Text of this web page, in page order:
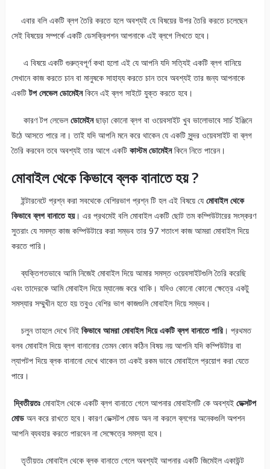
এবার বলি একটি ব্লগ তৈরি করতে হলে অবশ্যই যে বিষয়ের উপর তৈরি করতে চলেছেন
সেই বিষয়ের সম্পর্কে একটি ডেসক্রিপশন আপনাকে এই ব্লগে লিখতে হবে।
এ বিষয়ে একটি গুরুত্বপূর্ণ কথা হলো এই যে আপনি যদি সত্যিই একটি ব্লগ বানিয়ে
সেখানে কাজ করতে চান বা মানুষকে সাহায্য করতে চান তবে অবশ্যই তার জন্য আপনাকে
একটিটপ লেভেল ডোমেইনকিনে এই ব্লগ সাইটে যুক্ত করতে হবে।
কারণ টপ লেভেল ডোমেইনছাড়া কোনো ব্লগ বা ওয়েবসাইট খুব ভালোভাবে সার্চ ইঞ্জিনে
উঠে আসতে পারে না। তাই যদি আপনি মনে করে থাকেন যে একটি সুন্দর ওয়েবসাইট বা ব্লগ
তৈরি করবেন তবে অবশ্যই তার আগে একটি কাস্টম ডোমেইনকিনে নিতে পারেন।
মোবাইল থেকে কিভাবে ব্লক বানাতে হয় ?
ইন্টারনেটে প্রশ্ন করা সবথেকে বেশিরভাগ প্রশ্ন টি হল এই বিষয়ে যে মোবাইল থেকে
কিভাবে ব্লগ বানাতে হয়। এর প্রথমেই বলি মোবাইল একটি ছোট তম কম্পিউটারের সংস্করণ
সুতরাং যে সমস্ত কাজ কম্পিউটারে করা সম্ভব তার 97 শতাংশ কাজ আমরা মোবাইল দিয়ে
করতে পারি।
ব্যক্তিগতভাবে আমি নিজেই মোবাইল দিয়ে আমার সমস্ত ওয়েবসাইটগুলি তৈরি করেছি
এবং তাদেরকে আমি মোবাইল দিয়ে ম্যানেজ করে থাকি। যদিও কোনো কোনো ক্ষেত্রে একটু
সমস্যার সম্মুখীন হতে হয় তবুও বেশির ভাগ কাজগুলি মোবাইল দিয়ে সম্ভব।
চলুন তাহলে দেখে নিই কিভাবে আমরা মোবাইল দিয়ে একটি ব্লগ বানাতে পারি। প্রথমত
বলব মোবাইল দিয়ে ব্লগ বানানোর তেমন কোন কঠিন বিষয় নয় আপনি যদি কম্পিউটার বা
ল্যাপটপ দিয়ে ব্লক বানানো দেখে থাকেন তা একই রকম ভাবে মোবাইলে প্রয়োগ করা যেতে
পারে।
দ্বিতীয়তঃমোবাইল থেকে একটি ব্লগ বানাতে গেলে আপনার মোবাইলটি কে অবশ্যই ডেক্সটপ
মোডঅন করে রাখতে হবে। কারণ ডেক্সটপ মোড অন না করলে ব্লগের অনেকগুলি অপশন
আপনি ব্যবহার করতে পারবেন না সেক্ষেত্রে সমস্যা হবে।
তৃতীয়তঃ মোবাইল থেকে ব্লক বানাতে গেলে অবশ্যই আপনার একটি জিমেইল একাউন্ট